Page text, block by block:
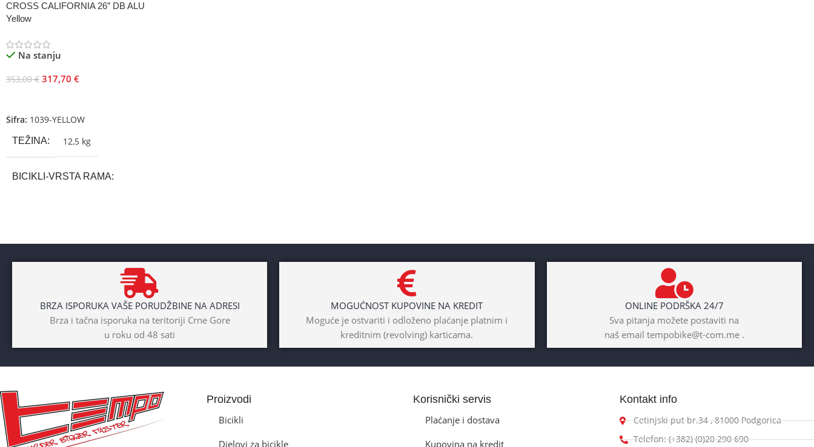
CROSS CALIFORNIA 26″ DB ALU
Yellow
Na stanju
353,00€ 317,70 €
Šifra: 1039-YELLOW
TEŽINA 12,5 kg
BICIKLI-VRSTA RAMA
BRAND Cross
Dječaci,Djevojčice,Unisex
Prednji amotrizer
BRZA ISPORUKA VAŠE PORUDŽBINE NA ADRESI
Brza i tačna isporuka na teritoriji Crne Gore
u roku od 48 sati
MOGUĆNOST KUPOVINE NA KREDIT
Moguće je ostvariti i odloženo plaćanje platnim i
kreditnim (revolving) karticama.
ONLINE PODRŠKA 24/7
Sva pitanja možete postaviti na
naš email tempobike@t-com.me .
Proizvodi
Bicikli
Djelovi za bicikle
Korisnički servis
Plaćanje i dostava
Kupovina na kredit
Kontakt info
Cetinjski put br.34 , 81000 Podgorica
Telefon: (+382) (0)20 290 690